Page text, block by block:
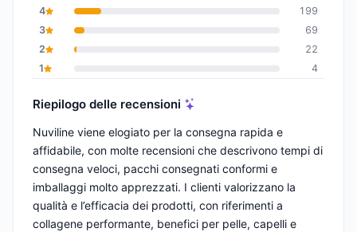
4
199
3
69
2
22
1
4
Riepilogo delle recensioni
Nuviline viene elogiato per la consegna rapida e
affidabile, con molte recensioni che descrivono tempi di
consegna veloci, pacchi consegnati conformi e
imballaggi molto apprezzati. I clienti valorizzano la
qualità e l’efficacia dei prodotti, con riferimenti a
collagene performante, benefici per pelle, capelli e